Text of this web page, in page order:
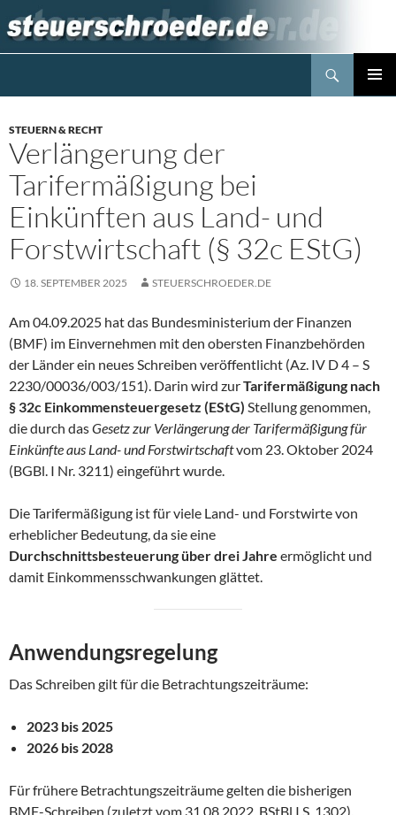
Inhalt
springen
STEUERN & RECHT
Verlängerung der
Tarifermäßigung bei
Einkünften aus Land- und
Forstwirtschaft (§ 32c EStG)
18. SEPTEMBER 2025 STEUERSCHROEDER.DE
Am 04.09.2025 hat das Bundesministerium der Finanzen
(BMF) im Einvernehmen mit den obersten Finanzbehörden
der Länder ein neues Schreiben veröffentlicht (Az. IV D 4 – S
2230/00036/003/151). Darin wird zurTarifermäßigung nach
§ 32c Einkommensteuergesetz (EStG) Stellung genommen,
die durch dasGesetz zur Verlängerung der Tarifermäßigung für
Einkünfte aus Land- und Forstwirtschaftvom 23. Oktober 2024
(BGBl. I Nr. 3211) eingeführt wurde.
Die Tarifermäßigung ist für viele Land- und Forstwirte von
erheblicher Bedeutung, da sie eine
Durchschnittsbesteuerung über drei Jahre ermöglicht und
damit Einkommensschwankungen glättet.
Anwendungsregelung
Das Schreiben gilt für die Betrachtungszeiträume:
2023 bis 2025
2026 bis 2028
Für frühere Betrachtungszeiträume gelten die bisherigen
BMF-Schreiben (zuletzt vom 31.08.2022, BStBl I S. 1302).